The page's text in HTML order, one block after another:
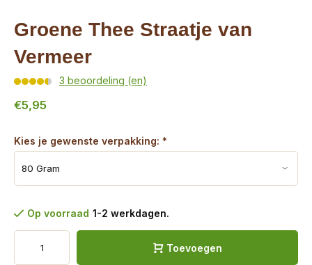
Groene Thee Straatje van
Vermeer
3 beoordeling (en)
€5,95
Kies je gewenste verpakking: *
Op voorraad 1-2 werkdagen.
Toevoegen